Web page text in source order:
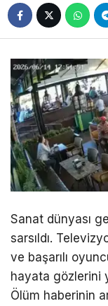
Sanat dünyası
sarsıldı.
ve başarılı
hayata gözlerini
Ölüm haberinin